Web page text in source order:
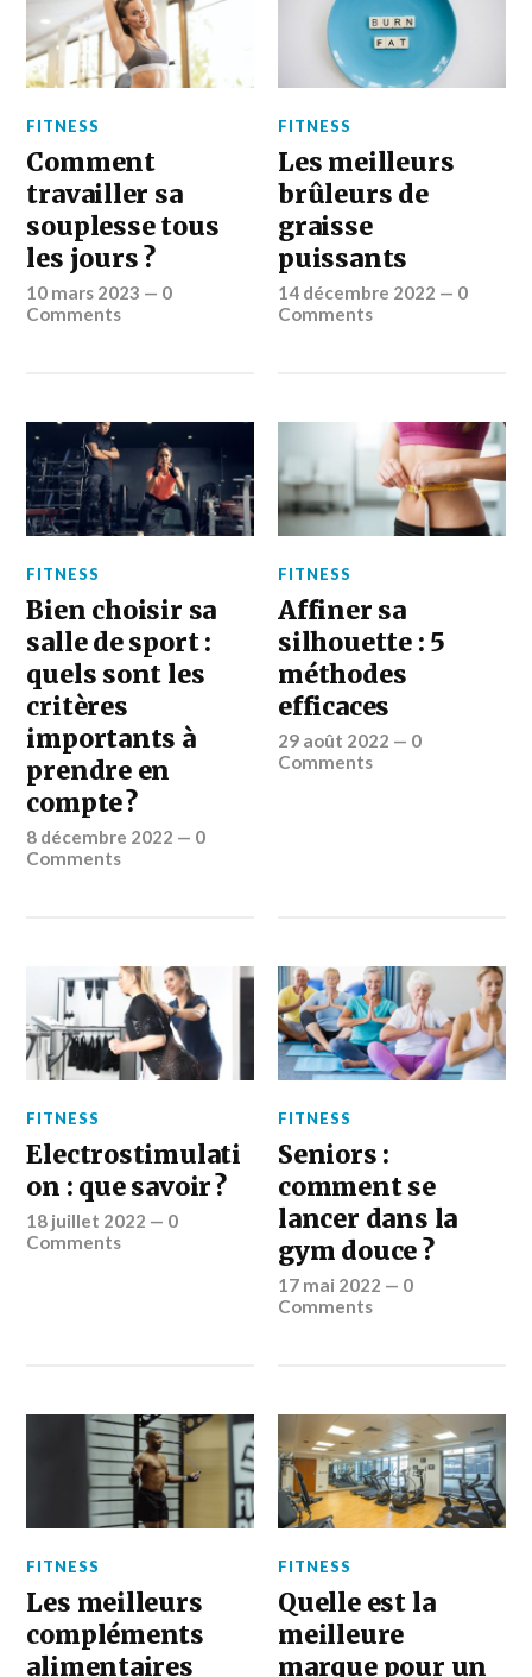
FITNESS
Comment
travailler sa
souplesse tous
les jours ?
10 mars 2023 — 0
Comments
FITNESS
Les meilleurs
brûleurs de
graisse
puissants
14 décembre 2022 — 0
Comments
FITNESS
Bien choisir sa
salle de sport :
quels sont les
critères
importants à
prendre en
compte ?
8 décembre 2022 — 0
Comments
FITNESS
Affiner sa
silhouette : 5
méthodes
efficaces
29 août 2022 — 0
Comments
FITNESS
Electrostimulati
on : que savoir ?
18 juillet 2022 — 0
Comments
FITNESS
Seniors :
comment se
lancer dans la
gym douce ?
17 mai 2022 — 0
Comments
FITNESS
Les meilleurs
compléments
alimentaires
FITNESS
Quelle est la
meilleure
marque pour un